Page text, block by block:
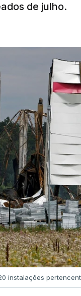
de julho.
instalações